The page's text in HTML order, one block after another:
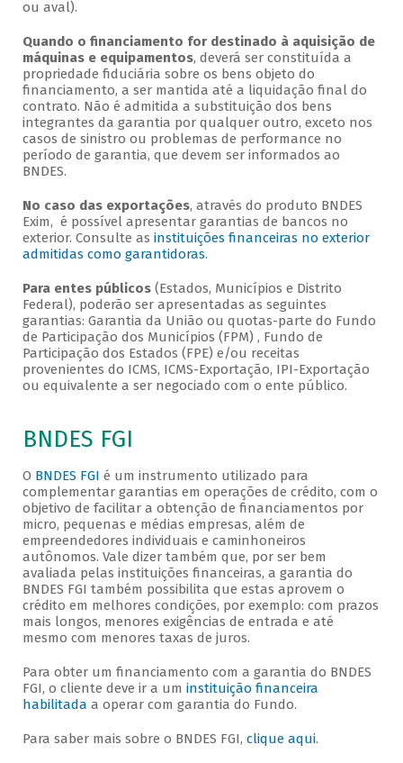
ou aval).
Quando o financiamento for destinado à aquisição de
máquinas e equipamentos, deverá ser constituída a
propriedade fiduciária sobre os bens objeto do
financiamento, a ser mantida até a liquidação final do
contrato. Não é admitida a substituição dos bens
integrantes da garantia por qualquer outro, exceto nos
casos de sinistro ou problemas de performance no
período de garantia, que devem ser informados ao
BNDES.
No caso das exportações, através do produto BNDES
Exim, é possível apresentar garantias de bancos no
exterior. Consulte as instituições financeiras no exterior
admitidas como garantidoras.
Para entes públicos(Estados, Municípios e Distrito
Federal), poderão ser apresentadas as seguintes
garantias: Garantia da União ou quotas-parte do Fundo
de Participação dos Municípios (FPM) , Fundo de
Participação dos Estados (FPE) e/ou receitas
provenientes do ICMS, ICMS-Exportação, IPI-Exportação
ou equivalente a ser negociado com o ente público.
BNDES FGI
O BNDES FGI é um instrumento utilizado para
complementar garantias em operações de crédito, com o
objetivo de facilitar a obtenção de financiamentos por
micro, pequenas e médias empresas, além de
empreendedores individuais e caminhoneiros
autônomos. Vale dizer também que, por ser bem
avaliada pelas instituições financeiras, a garantia do
BNDES FGI também possibilita que estas aprovem o
crédito em melhores condições, por exemplo: com prazos
mais longos, menores exigências de entrada e até
mesmo com menores taxas de juros.
Para obter um financiamento com a garantia do BNDES
FGI, o cliente deve ir a um instituição financeira
habilitada a operar com garantia do Fundo.
Para saber mais sobre o BNDES FGI, clique aqui.